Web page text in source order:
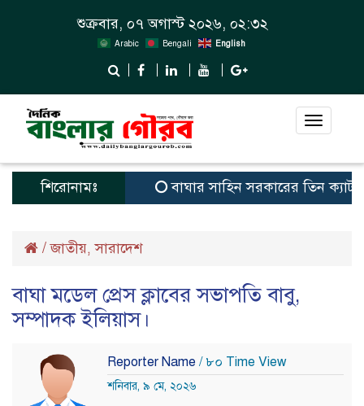
শুক্রবার, ০৭ অগাস্ট ২০২৬, ০২:৩২
Arabic Bengali English
Toggle
শিরোনামঃ বাঘার সাহিন সরকারের তিন
/জাতীয়,সারাদেশ
বাঘা মডেল প্রেস ক্লাবের সভাপতি বাবু,
সম্পাদক ইলিয়াস।
Reporter Name / ৮০ Time View
শনিবার, ৯ মে, ২০২৬